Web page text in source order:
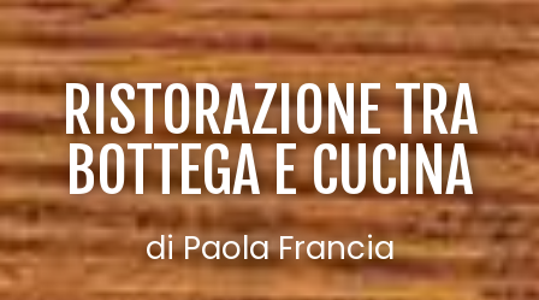
RISTORAZIONE TRA
BOTTEGA E CUCINA
di Paola Francia